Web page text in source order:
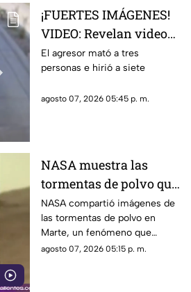
¡FUERTES IMÁGENES!
VIDEO: Revelan videos
de seguridad del tiroteo
realizado en famosa
hamburguesas en
El agresor mató a tres
personas e hirió a siete
agosto 07, 2026 05:45 p. m.
NASA muestra las
tormentas de polvo que
cubren Marte
NASA compartió imágenes de
las tormentas de polvo en
Marte, un fenómeno que
puede extenderse por miles de
agosto 07, 2026 05:15 p. m.